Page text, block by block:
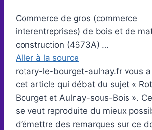
Commerce de gros (commerce
interentreprises) de bois et de
construction (4673A) …
Aller à la source
rotary-le-bourget-aulnay.fr vous
cet article qui débat du sujet «
Bourget et Aulnay-sous-Bois ».
se veut reproduite du mieux
d’émettre des remarques sur ce